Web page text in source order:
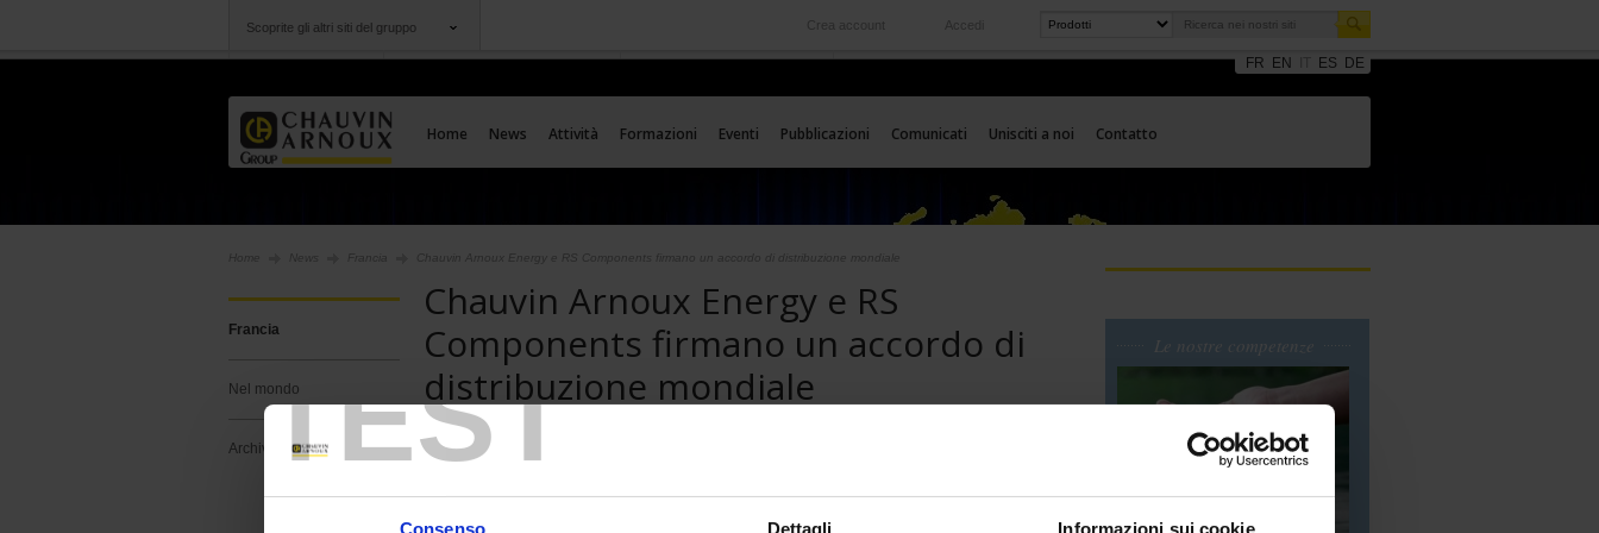
TEST
Consenso Dettagli Informazioni sui cookie
Scoprite gli altri siti del gruppo Accedi
Crea account
Chauvin Arnoux
Un'offerta al vostro servizio
Le nostre filiali all'estero
FR EN ES DE
Home News Attività Formazioni Eventi Pubblicazioni Comunicati Unisciti a noi Contatto
Home Francia Chauvin Arnoux Energy e RS Components firmano un accordo di distribuzione mondiale
Francia
Nel mondo
Archivio
Chauvin Arnoux Energy e RS
Components firmano un accordo di
distribuzione mondiale
Filiale del leader francese degli strumenti di test & misure Chauvin
partnership con il leader mondiale della distribuzione di
Le nostre competenze